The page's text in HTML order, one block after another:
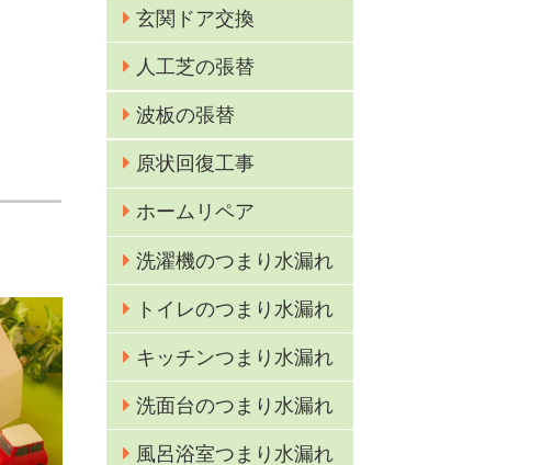
玄関ドア交換
人工芝の張替
波板の張替
原状回復工事
ホームリペア
洗濯機のつまり水漏れ
トイレのつまり水漏れ
キッチンつまり水漏れ
洗面台のつまり水漏れ
風呂浴室つまり水漏れ